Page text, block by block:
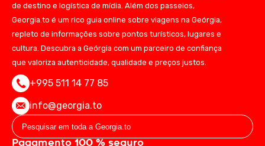
de destino e logística de mídia. Além dos passeios,
Georgia.to é um rico guia online sobre viagens na Geórgia,
repleto de informações sobre pontos turísticos, lugares e
cultura. Descubra a Geórgia com um parceiro de confiança
que valoriza autenticidade, qualidade e preços justos.
+995 511 14 77 85
info@georgia.to
Pagamento 100 % seguro